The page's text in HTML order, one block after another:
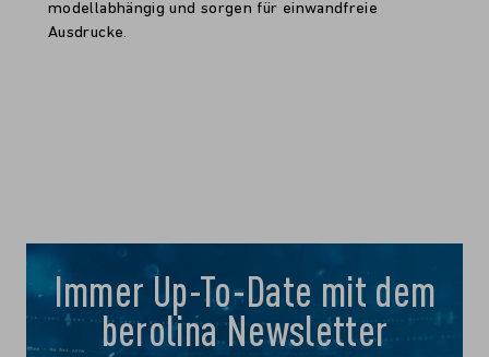
modellabhängig und sorgen für einwandfreie
Ausdrucke.
Immer Up-To-Date mit dem
berolina Newsletter